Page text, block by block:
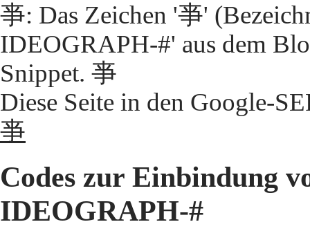
亊: Das Zeichen '亊'
IDEOGRAPH-#' aus dem
Snippet. 亊
Diese Seite in den Google-
亊
Codes zur Einbindung
IDEOGRAPH-#